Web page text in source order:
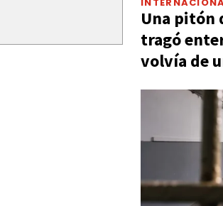
Una pitón
tragó
volvía de